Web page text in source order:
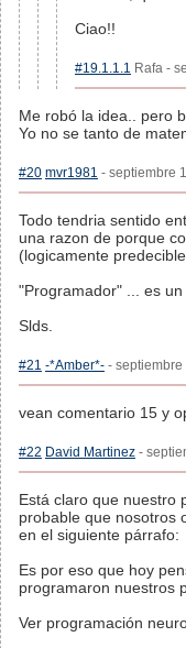
Ciao!!
#19.1.1.1 Rafa -
Me robó la idea.. pero
Yo no se tanto de
#20 mvr1981 - septiembre
Todo tendria sentido
una razon de porque
(logicamente
"Programador" ... es
Slds.
#21 -*Amber*- - septiembre
vean comentario 15 y
#22 David Martinez -
Está claro que nuestro
probable que nosotros
en el siguiente párrafo:
Es por eso que hoy
programaron nuestros
Ver programación